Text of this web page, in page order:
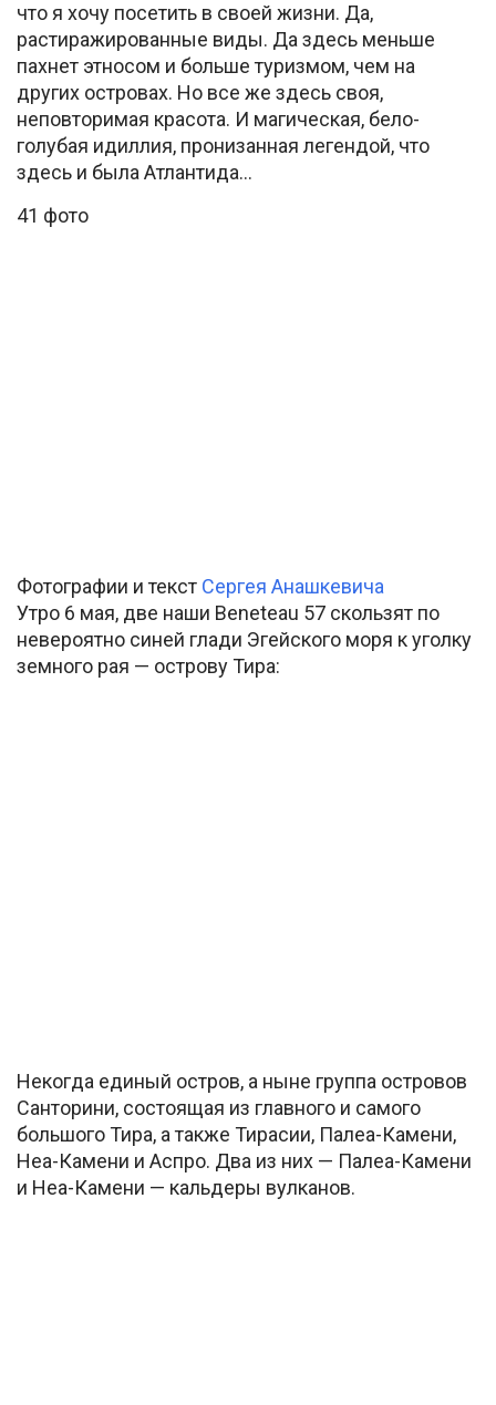
что я хочу посетить в своей жизни. Да,
растиражированные виды. Да здесь меньше
пахнет этносом и больше туризмом, чем на
других островах. Но все же здесь своя,
неповторимая красота. И магическая, бело-
голубая идиллия, пронизанная легендой, что
здесь и была Атлантида…
41 фото
Фотографии и текст Сергея Анашкевича
Утро 6 мая, две наши Beneteau 57 скользят по
невероятно синей глади Эгейского моря к уголку
земного рая — острову Тира:
Некогда единый остров, а ныне группа островов
Санторини, состоящая из главного и самого
большого Тира, а также Тирасии, Палеа-Камени,
Неа-Камени и Аспро. Два из них — Палеа-Камени
и Неа-Камени — кальдеры вулканов.